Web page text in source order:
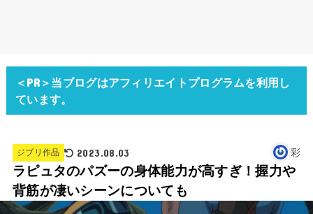
＜PR＞当ブログはアフィリエイトプログラムを利用し
ています。
ジブリ作品 2023.08.03 彩
ラピュタのパズーの身体能力が高すぎ！握力や
背筋が凄いシーンについても